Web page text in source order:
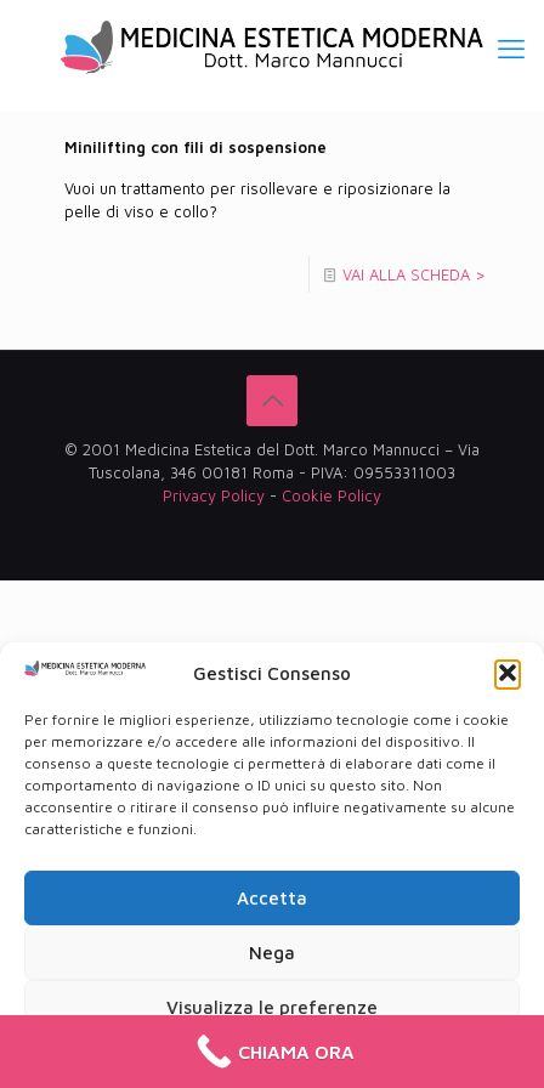
Gestisci Consenso
Per fornire le migliori esperienze, utilizziamo tecnologie come i cookie
per memorizzare e/o accedere alle informazioni del dispositivo. Il
consenso a queste tecnologie ci permetterà di elaborare dati come il
comportamento di navigazione o ID unici su questo sito. Non
acconsentire o ritirare il consenso può influire negativamente su alcune
caratteristiche e funzioni.
Accetta
Nega
Visualizza le preferenze
Cookie PolicyPrivacy Policy
Minilifting con fili di sospensione
Vuoi un trattamento per risollevare e riposizionare la
pelle di viso e collo?
VAI ALLA SCHEDA >
© 2001 Medicina Estetica del Dott. Marco Mannucci – Via
Tuscolana, 346 00181 Roma - PIVA: 09553311003
Privacy Policy - Cookie Policy
CHIAMA ORA